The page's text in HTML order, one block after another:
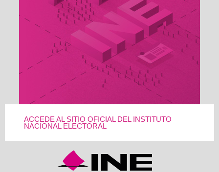
ACCEDE AL SITIO OFICIAL DEL INSTITUTO
NACIONAL ELECTORAL